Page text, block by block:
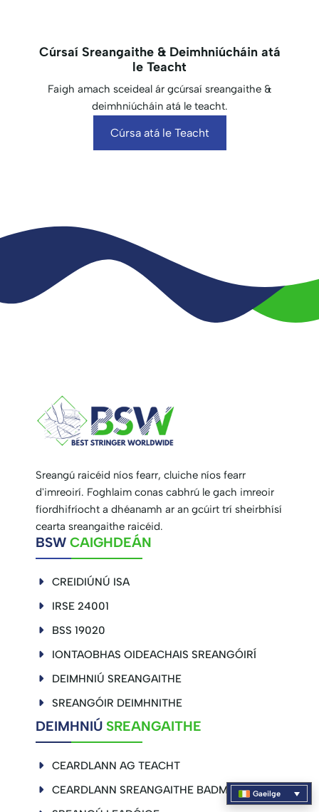
Cúrsaí Sreangaithe & Deimhniúcháin atá
le Teacht
Faigh amach sceideal ár gcúrsaí sreangaithe &
deimhniúcháin atá le teacht.
Cúrsa atá le Teacht
Sreangú raicéid níos fearr, cluiche níos fearr
d'imreoirí. Foghlaim conas cabhrú le gach imreoir
fíordhifríocht a dhéanamh ar an gcúirt trí sheirbhísí
cearta sreangaithe raicéid.
BSW CAIGHDEÁN
CREIDIÚNÚ ISA
IRSE 24001
BSS 19020
IONTAOBHAS OIDEACHAIS SREANGÓIRÍ
DEIMHNIÚ SREANGAITHE
SREANGÓIR DEIMHNITHE
DEIMHNIÚ SREANGAITHE
CEARDLANN AG TEACHT
CEARDLANN SREANGAITHE BADMANTAINGaeilge